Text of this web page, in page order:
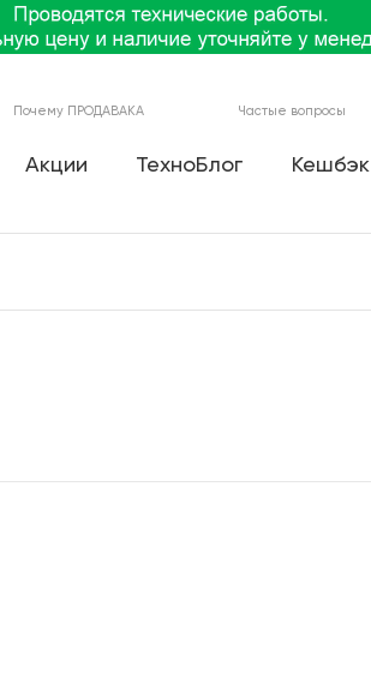
Почему ПРОДАВАКА Частые вопросы
Акции ТехноБлог Кешбэк